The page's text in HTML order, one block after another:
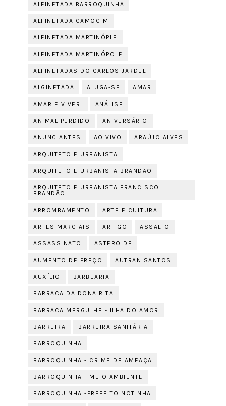
ALFINETADA BARROQUINHA
ALFINETADA CAMOCIM
ALFINETADA MARTINÓPLE
ALFINETADA MARTINÓPOLE
ALFINETADAS DO CARLOS JARDEL
ALGINETADA ALUGA-SE AMAR
AMAR E VIVER! ANÁLISE
ANIMAL PERDIDO ANIVERSÁRIO
ANUNCIANTES AO VIVO ARAÚJO ALVES
ARQUITETO E URBANISTA
ARQUITETO E URBANISTA BRANDÃO
ARQUITETO E URBANISTA FRANCISCO
BRANDÃO
ARROMBAMENTO ARTE E CULTURA
ARTES MARCIAIS ARTIGO ASSALTO
ASSASSINATO ASTEROIDE
AUMENTO DE PREÇO AUTRAN SANTOS
AUXÍLIO BARBEARIA
BARRACA DA DONA RITA
BARRACA MERGULHE - ILHA DO AMOR
BARREIRA BARREIRA SANITÁRIA
BARROQUINHA
BARROQUINHA - CRIME DE AMEAÇA
BARROQUINHA - MEIO AMBIENTE
BARROQUINHA -PREFEITO NOTINHA